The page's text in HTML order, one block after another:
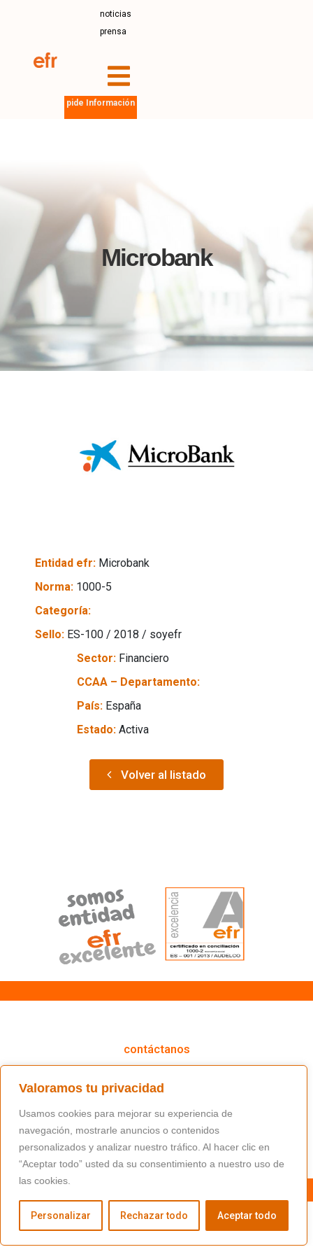
Valoramos tu privacidad
Usamos cookies para mejorar su experiencia de
navegación, mostrarle anuncios o contenidos
personalizados y analizar nuestro tráfico. Al hacer clic en
“Aceptar todo” usted da su consentimiento a nuestro uso de
las cookies.
Personalizar Rechazar todo Aceptar todo
noticias
prensa
pide Información
Microbank
Entidad efr: Microbank
Norma: 1000-5
Categoría:
Sello: ES-100 / 2018 / soyefr
Sector: Financiero
CCAA – Departamento:
País: España
Estado: Activa
Volver al listado
contáctanos
(+34) 91 766 98 56 / fundacion@masfamilia.org
síguenos en nuestras redes sociales